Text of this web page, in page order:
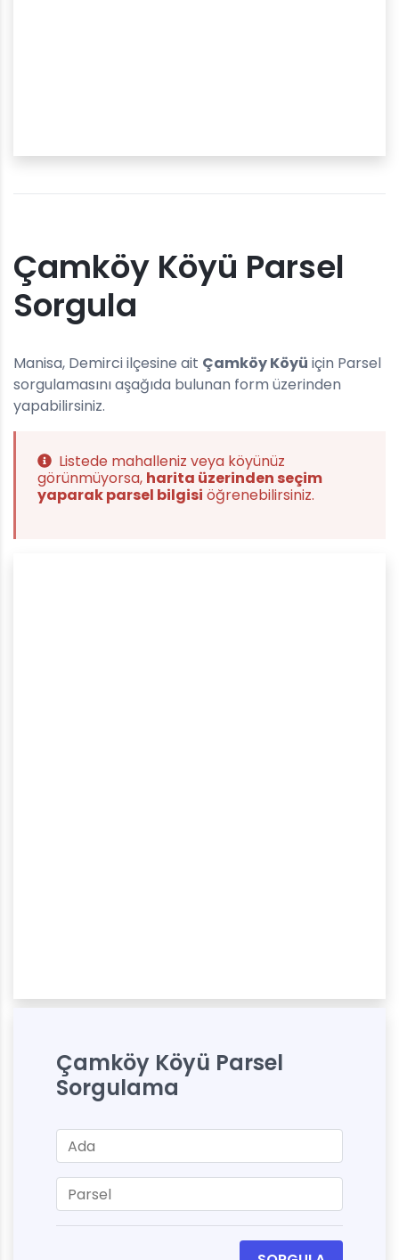
Çamköy Köyü Parsel
Sorgula
Manisa, Demirci ilçesine ait Çamköy Köyü için Parsel
sorgulamasını aşağıda bulunan form üzerinden
yapabilirsiniz.
Listede mahalleniz veya köyünüz
görünmüyorsa, harita üzerinden seçim
yaparak parsel bilgisi öğrenebilirsiniz.
Çamköy Köyü Parsel
Sorgulama